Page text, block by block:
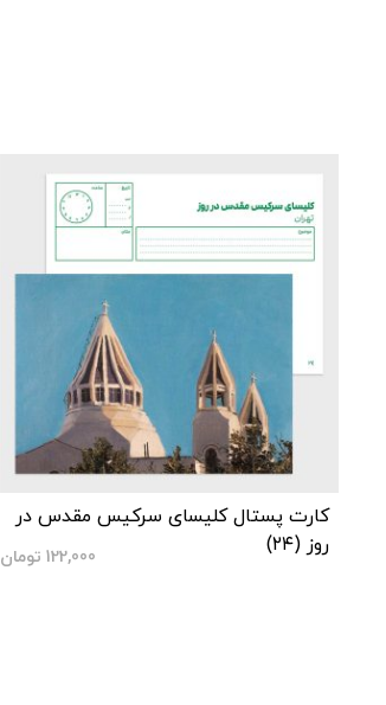
کارت پستال کلیسای سرکیس مقدس در
روز (۲۴)
122,000 تومان